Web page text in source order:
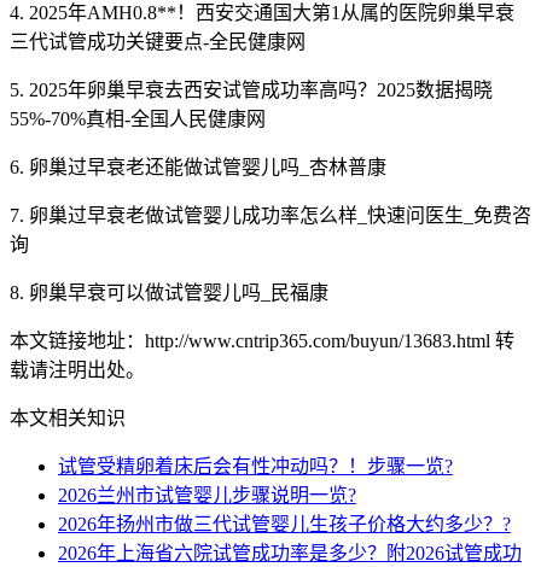
4. 2025年AMH0.8**！西安交通国大第1从属的医院卵巢早衰
三代试管成功关键要点-全民健康网
5. 2025年卵巢早衰去西安试管成功率高吗？2025数据揭晓
55%-70%真相-全国人民健康网
6. 卵巢过早衰老还能做试管婴儿吗_杏林普康
7. 卵巢过早衰老做试管婴儿成功率怎么样_快速问医生_免费咨
询
8. 卵巢早衰可以做试管婴儿吗_民福康
本文链接地址：http://www.cntrip365.com/buyun/13683.html 转
载请注明出处。
本文相关知识
试管受精卵着床后会有性冲动吗？！步骤一览?
2026兰州市试管婴儿步骤说明一览?
2026年扬州市做三代试管婴儿生孩子价格大约多少？?
2026年上海省六院试管成功率是多少？附2026试管成功